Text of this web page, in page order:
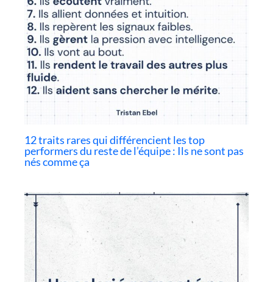
12 traits rares qui différencient les top
performers du reste de l’équipe : Ils ne sont pas
nés comme ça